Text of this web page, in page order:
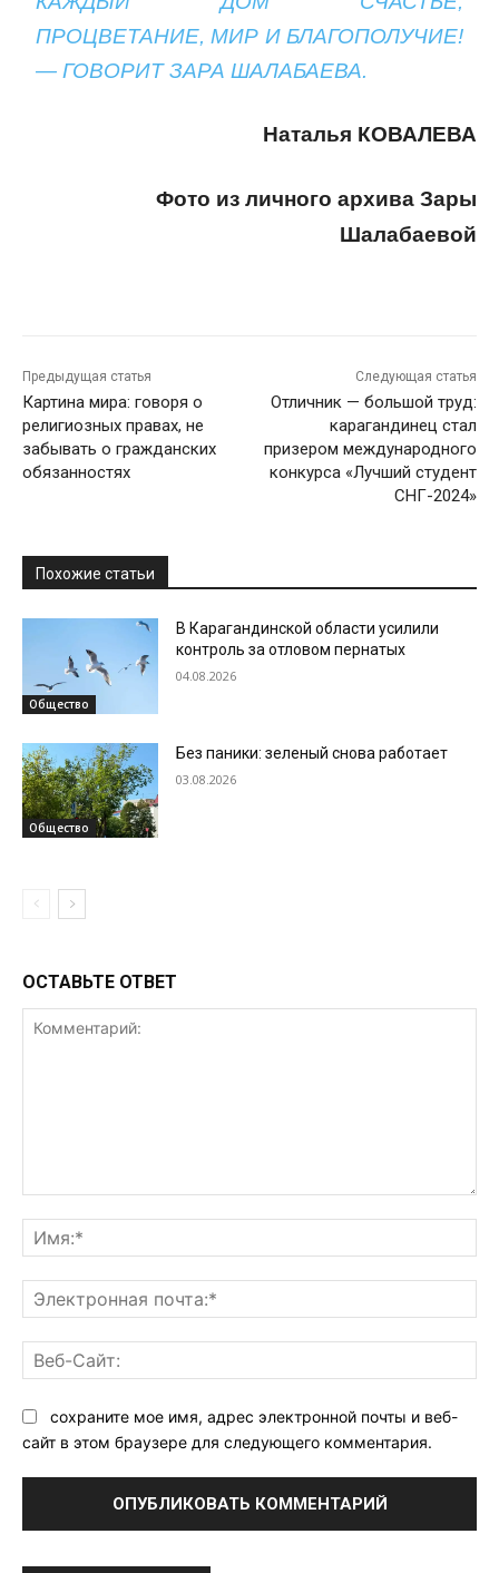
ПРОЦВЕТАНИЕ, МИР И БЛАГОПОЛУЧИЕ!
— ГОВОРИТ ЗАРА ШАЛАБАЕВА.
Наталья КОВАЛЕВА
Фото из личного архива Зары
Шалабаевой
Предыдущая статья
Картина мира: говоря о
религиозных правах, не
забывать о гражданских
обязанностях
Следующая статья
Отличник — большой труд:
карагандинец стал
призером международного
конкурса «Лучший студент
СНГ-2024»
Похожие статьи
Общество
В Карагандинской области усилили
контроль за отловом пернатых
04.08.2026
Общество
Без паники: зеленый снова работает
03.08.2026
ОСТАВЬТЕ ОТВЕТ
сохраните мое имя, адрес электронной почты и веб-
сайт в этом браузере для следующего комментария.